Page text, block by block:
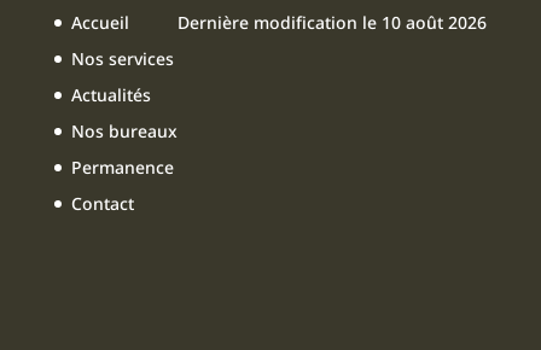
o
o
k
b
Accueil
Nos services
Actualités
Nos bureaux
Permanence
Contact
Dernière modification le 10 août 2026